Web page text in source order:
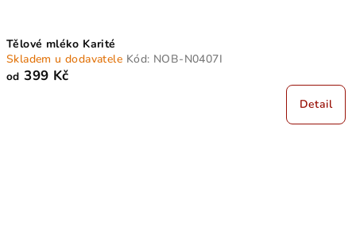
Tělové mléko Karité
Skladem u dodavatele Kód: NOB-N0407I
od 399 Kč
Detail